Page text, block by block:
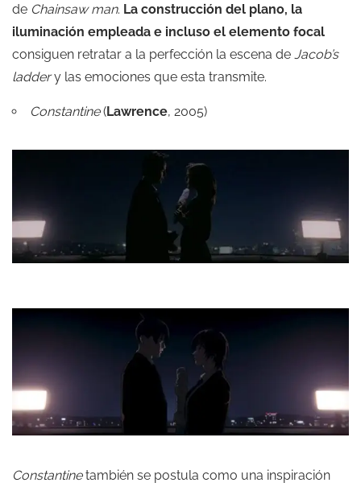
de Chainsaw man. La construcción del plano, la
iluminación empleada e incluso el elemento focal
consiguen retratar a la perfección la escena de Jacob’s
laddery las emociones que esta transmite.
Constantine(Lawrence, 2005)
Constantinetambién se postula como una inspiración